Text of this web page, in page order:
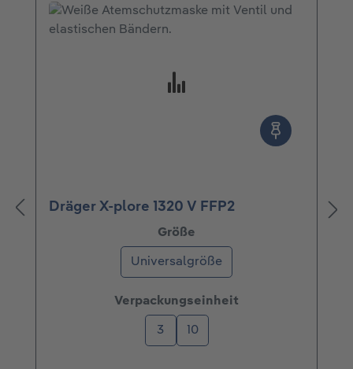
Dräger X-plore 1320 V FFP2
Größe
Universalgröße
Verpackungseinheit
3 10